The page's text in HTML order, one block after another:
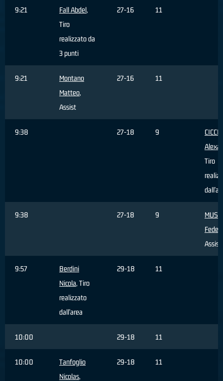
9:21 Fall Abdel,
Tiro
realizzato da
3 punti
27-16 11
9:21
Montano
Matteo,
Assist
27-16 11
9:38 27-18 9
Tiro
9:38 27-18 9
Assist
9:57
Berdini
Nicola, Tiro
realizzato
dall'area
29-18 11
10:00 29-18 11
10:00
Tanfoglio
Nicolas,
29-18 11